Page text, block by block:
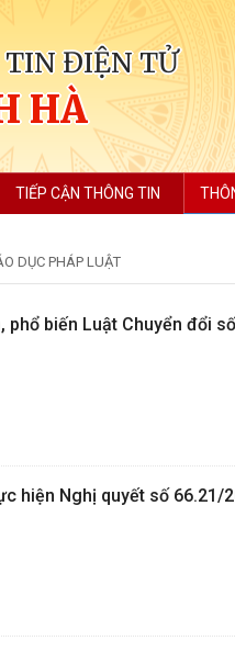
TIN ĐIỆN TỬ
HÀ
TIẾP CẬN THÔNG TIN
DỤC PHÁP LUẬT
phổ biến Luật Chuyển đổi
hiện Nghị quyết số 66.21/